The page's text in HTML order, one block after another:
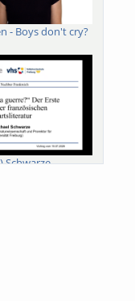
- Boys don't cry?
Schwarze